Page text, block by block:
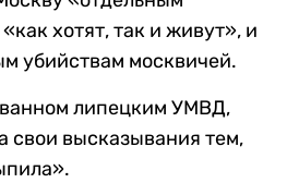
хотят, так и живут», и
убийствам москвичей.
липецким УМВД,
свои высказывания тем,